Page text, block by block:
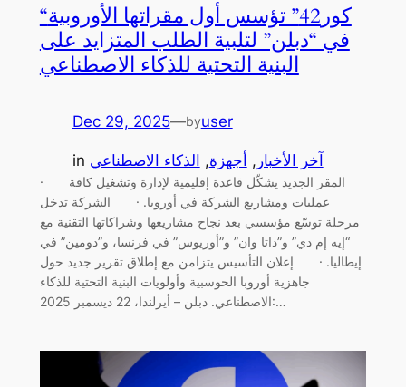
“كور42” تؤسس أول مقراتها الأوروبية
في “دبلن” لتلبية الطلب المتزايد على
البنية التحتية للذكاء الاصطناعي
Dec 29, 2025—byuser
in آخر الأخبار , أجهزة, الذكاء الاصطناعي
· المقر الجديد يشكّل قاعدة إقليمية لإدارة وتشغيل كافة
عمليات ومشاريع الشركة في أوروبا. · الشركة تدخل
مرحلة توسّع مؤسسي بعد نجاح مشاريعها وشراكاتها التقنية مع
“إيه إم دي” و”داتا وان” و”أوريوس” في فرنسا، و”دومين” في
إيطاليا. · إعلان التأسيس يتزامن مع إطلاق تقرير جديد حول
جاهزية أوروبا الحوسبية وأولويات البنية التحتية للذكاء
الاصطناعي. دبلن – أيرلندا، 22 ديسمبر 2025:…